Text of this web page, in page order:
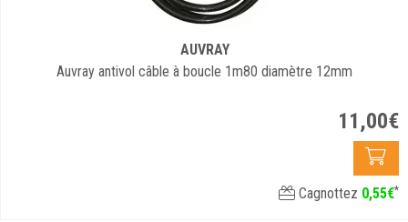
AUVRAY
Auvray antivol câble à boucle 1m80 diamètre 12mm
11,00€
Cagnottez 0,55€*